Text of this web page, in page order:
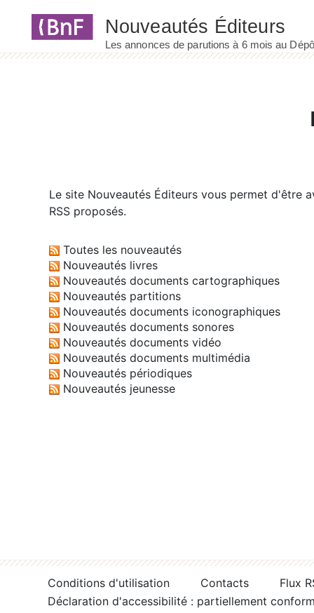
Le site Nouveautés Éditeurs vous permet d'être
RSS proposés.
Toutes les nouveautés
Nouveautés livres
Nouveautés documents cartographiques
Nouveautés partitions
Nouveautés documents iconographiques
Nouveautés documents sonores
Nouveautés documents vidéo
Nouveautés documents multimédia
Nouveautés périodiques
Nouveautés jeunesse
Conditions d'utilisation Contacts
Flux
Déclaration d'accessibilité : partiellement